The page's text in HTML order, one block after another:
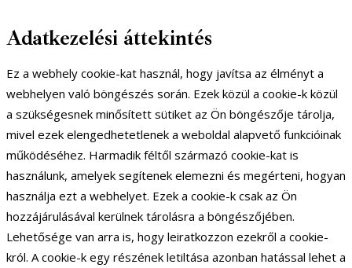
Adatkezelési áttekintés
Ez a webhely cookie-kat használ, hogy javítsa az élményt a
webhelyen való böngészés során. Ezek közül a cookie-k közül
a szükségesnek minősített sütiket az Ön böngészője tárolja,
mivel ezek elengedhetetlenek a weboldal alapvető funkcióinak
működéséhez. Harmadik féltől származó cookie-kat is
használunk, amelyek segítenek elemezni és megérteni, hogyan
használja ezt a webhelyet. Ezek a cookie-k csak az Ön
hozzájárulásával kerülnek tárolásra a böngészőjében.
Lehetősége van arra is, hogy leiratkozzon ezekről a cookie-
król. A cookie-k egy részének letiltása azonban hatással lehet a